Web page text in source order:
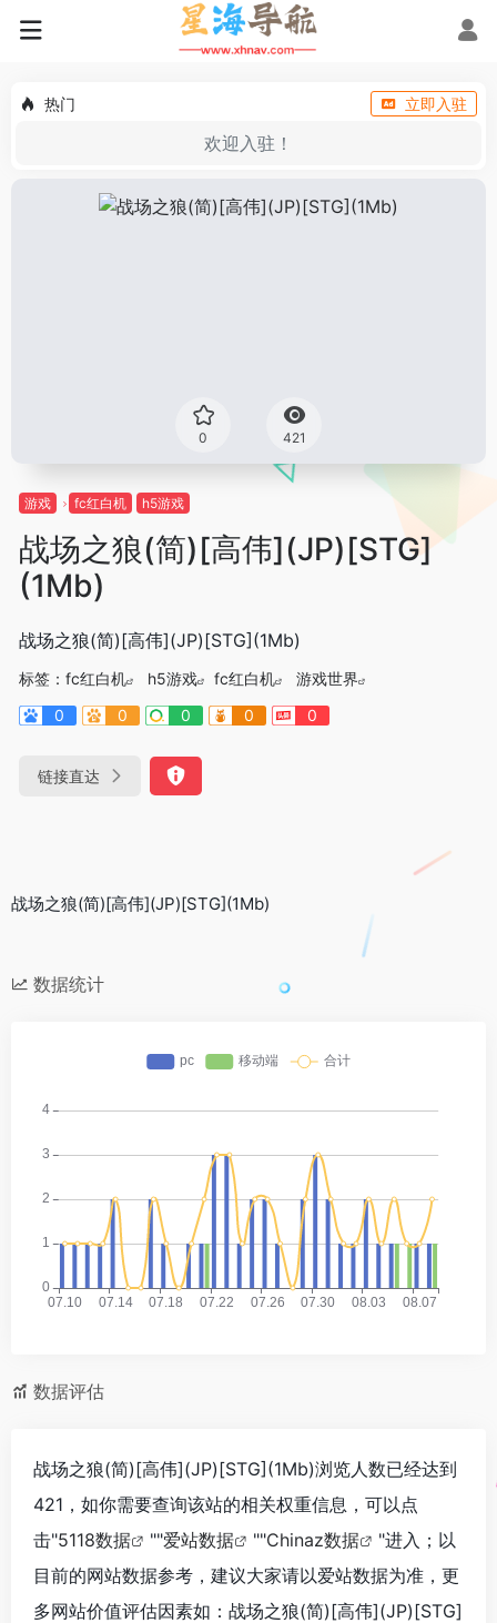
热门 立即入驻
欢迎入驻！
0 421
游戏 fc红白机 h5游戏
战场之狼(简)[高伟](JP)[STG]
(1Mb)
战场之狼(简)[高伟](JP)[STG](1Mb)
标签： fc红白机 h5游戏 fc红白机
游戏世界
0
0 0 0 0
链接直达
战场之狼(简)[高伟](JP)[STG](1Mb)
数据统计
数据评估
战场之狼(简)[高伟](JP)[STG](1Mb)浏览人数已经达到
421，如你需要查询该站的相关权重信息，可以点
击"5118数据 ""爱站数据 ""Chinaz数据
"进入；以
目前的网站数据参考，建议大家请以爱站数据为准，更
多网站价值评估因素如：战场之狼(简)[高伟](JP)[STG]